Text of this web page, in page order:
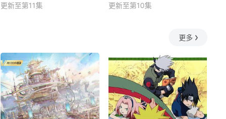
更新至第11集
更新至第10集
更多